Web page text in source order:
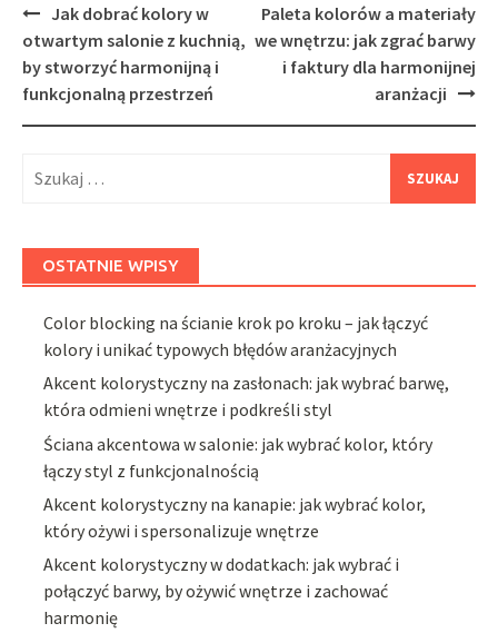
Post
navigation
Jak dobrać kolory w
otwartym salonie z kuchnią,
by stworzyć harmonijną i
funkcjonalną przestrzeń
Paleta kolorów a materiały
we wnętrzu: jak zgrać barwy
i faktury dla harmonijnej
aranżacji
OSTATNIE WPISY
Color blocking na ścianie krok po kroku – jak łączyć
kolory i unikać typowych błędów aranżacyjnych
Akcent kolorystyczny na zasłonach: jak wybrać barwę,
która odmieni wnętrze i podkreśli styl
Ściana akcentowa w salonie: jak wybrać kolor, który
łączy styl z funkcjonalnością
Akcent kolorystyczny na kanapie: jak wybrać kolor,
który ożywi i spersonalizuje wnętrze
Akcent kolorystyczny w dodatkach: jak wybrać i
połączyć barwy, by ożywić wnętrze i zachować
harmonię